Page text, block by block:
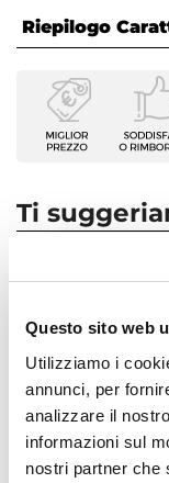
Questo sito web
Utilizziamo i
annunci, per
analizzare il
informazioni sul
nostri partner che
Riepilogo
Caratteristiche
Per
6 stecche
Telo per
Forma
Ø 300 cm
Miguel
Colore
Nero
Camino
Ti